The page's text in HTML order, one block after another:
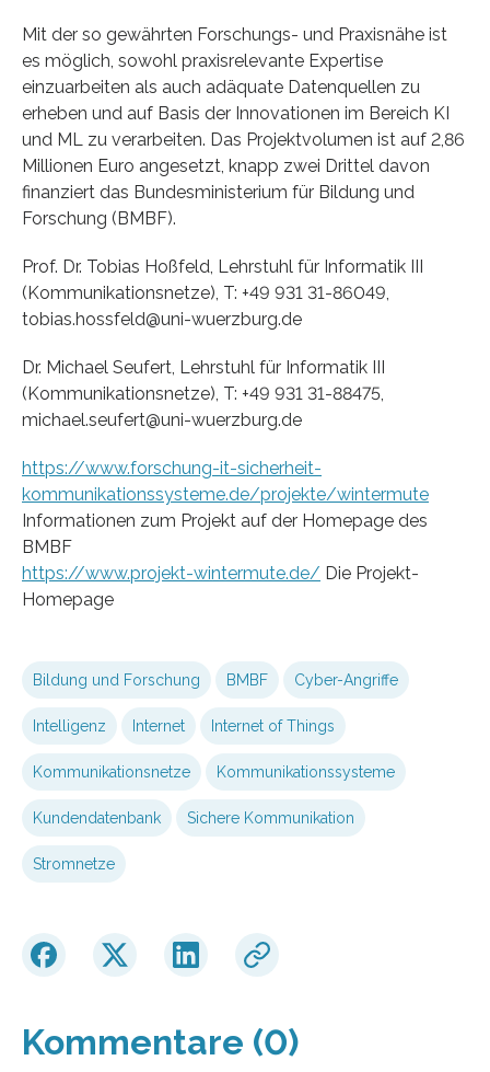
Mit der so gewährten Forschungs- und Praxisnähe ist
es möglich, sowohl praxisrelevante Expertise
einzuarbeiten als auch adäquate Datenquellen zu
erheben und auf Basis der Innovationen im Bereich KI
und ML zu verarbeiten. Das Projektvolumen ist auf 2,86
Millionen Euro angesetzt, knapp zwei Drittel davon
finanziert das Bundesministerium für Bildung und
Forschung (BMBF).
Prof. Dr. Tobias Hoßfeld, Lehrstuhl für Informatik III
(Kommunikationsnetze), T: +49 931 31-86049,
tobias.hossfeld@uni-wuerzburg.de
Dr. Michael Seufert, Lehrstuhl für Informatik III
(Kommunikationsnetze), T: +49 931 31-88475,
michael.seufert@uni-wuerzburg.de
https://www.forschung-it-sicherheit-
kommunikationssysteme.de/projekte/wintermute
Informationen zum Projekt auf der Homepage des
BMBF
https://www.projekt-wintermute.de/ Die Projekt-
Homepage
Bildung und Forschung BMBF Cyber-Angriffe
Intelligenz Internet Internet of Things
Kommunikationsnetze Kommunikationssysteme
Kundendatenbank Sichere Kommunikation
Stromnetze
Kommentare (0)